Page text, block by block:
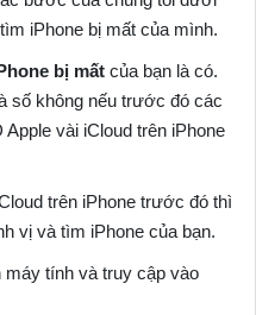
iPhone bị mất của mình.
bị mất của bạn là có.
số không nếu trước đó các
vài iCloud trên iPhone
trên iPhone trước đó thì
vị và tìm iPhone của bạn.
tính và truy cập vào